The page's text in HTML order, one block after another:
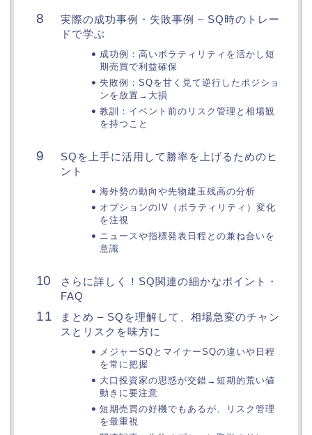
実際の成功事例・失敗事例 – SQ時のトレー
ドで学ぶ
成功例：高いボラティリティを活かし短
期売買で利益確保
失敗例：SQを甘く見て逆行したポジショ
ンを放置→大損
教訓：イベント前のリスク管理と相場観
を持つこと
SQを上手に活用して勝率を上げるためのヒ
ント
海外勢の動向や先物建玉残高の分析
オプションのIV（ボラティリティ）変化
を注視
ニュースや指標発表日程との兼ね合いを
意識
さらに詳しく！SQ関連の細かなポイント・
FAQ
まとめ – SQを理解して、相場急変のチャン
スとリスクを味方に
メジャーSQとマイナーSQの違いや日程
を常に把握
大口投資家の思惑が交錯→短期的荒い値
動きに要注意
短期売買の好機でもあるが、リスク管理
を最重視